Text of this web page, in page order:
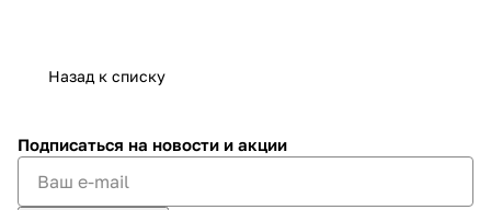
Назад к списку
Подписаться на новости и акции